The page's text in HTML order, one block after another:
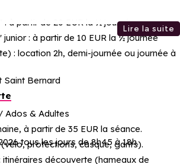
: à partir de 20 EUR la ½ journée
: à partir de 10 EUR la ½ journée
: location 2h, demi-journée ou journée à
Ados & Adultes
à partir de 35 EUR la séance.
protections, casque, gants).
découverte (hameaux de
Lire la suite
Saint Bernard
tous les jours de 8h45 à 18h.